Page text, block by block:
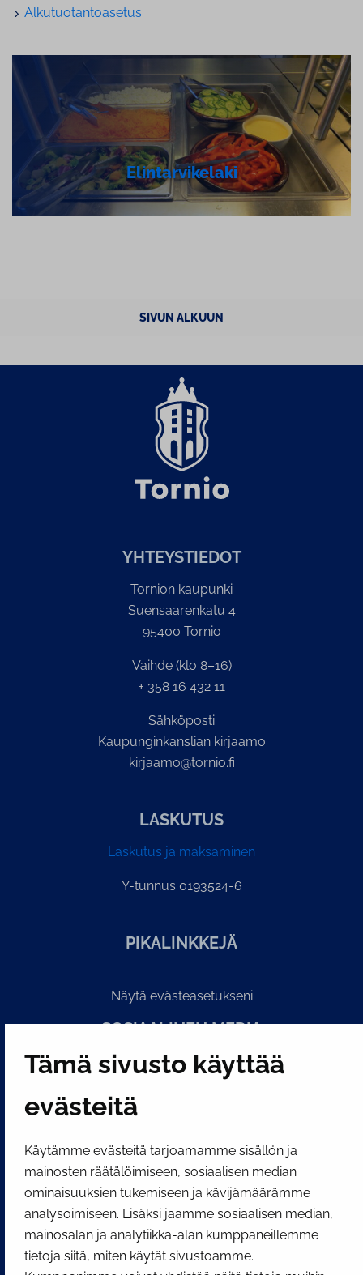
Tämä sivusto käyttää
evästeitä
Käytämme evästeitä tarjoamamme sisällön ja
mainosten räätälöimiseen, sosiaalisen median
ominaisuuksien tukemiseen ja kävijämäärämme
analysoimiseen. Lisäksi jaamme sosiaalisen median,
mainosalan ja analytiikka-alan kumppaneillemme
tietoja siitä, miten käytät sivustoamme.
Al­ku­tuo­tan­toa­se­tus
Elintarvikelaki
SIVUN ALKUUN
YH­TEYS­TIE­DOT
Tornion kaupunki
Suensaarenkatu 4
95400 Tornio
Vaihde (klo 8–16)
+ 358 16 432 11
Sähköposti
Kaupunginkanslian kirjaamo
kirjaamo@tornio.fi
LASKUTUS
Laskutus ja maksaminen
Y-tunnus 0193524-6
PI­KA­LINK­KE­JÄ
Näytä evästeasetukseni
SOSIAALINEN MEDIA
Facebook Instagram YouTube